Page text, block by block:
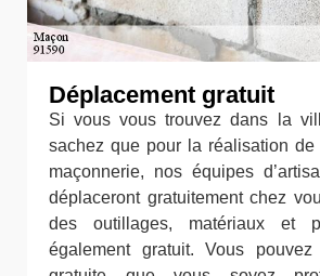
Déplacement gratuit
Si vous vous trouvez dans la
sachez que pour la réalisation
maçonnerie, nos équipes
déplaceront gratuitement chez
des outillages, matériaux et
également gratuit. Vous